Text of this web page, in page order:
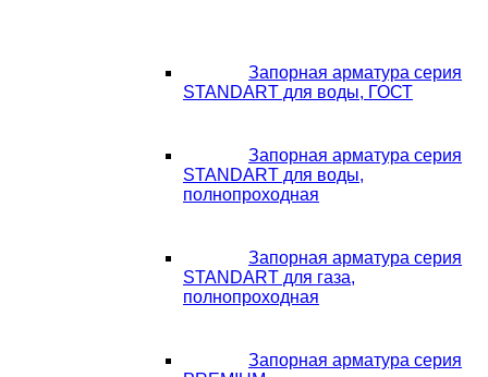
Запорная арматура серия
STANDART для воды, ГОСТ
Запорная арматура серия
STANDART для воды,
полнопроходная
Запорная арматура серия
STANDART для газа,
полнопроходная
Запорная арматура серия